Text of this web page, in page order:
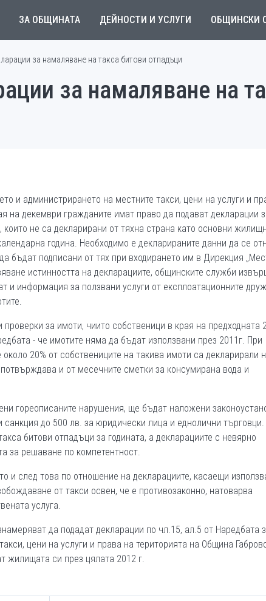
ЗА ОБЩИНАТА ДЕЙНОСТИ И УСЛУГИ ОБЩИНСКИ
за намаляване на такса битови отпадъци
за намаляване на
и администрирането на местните такси, цени на услуги и
на декември гражданите имат право да подават декларации
не са декларирани от тяхна страна като основни
година. Необходимо е декларираните данни да се
бъдат подписани от тях при входирането им в Дирекция
истинността на декларациите, общинските служби
и информация за ползвани услуги от експлоатационните
за имоти, чиито собственици в края на предходната
- че имотите няма да бъдат използвани през 2011г. При
20% от собствениците на такива имоти са декларирали
и от месечните сметки за консумирана вода и
гореописаните нарушения, ще бъдат наложени
санкция до 500 лв. за юридически лица и еднолични
битови отпадъци за годината, а декларациите с невярно
за решаване по компетентност.
и след това по отношение на декларациите, касаещи
от такси освен, че е противозаконно, натоварва
услуга.
да подадат декларации по чл.15, ал.5 от Наредбата
цени на услуги и права на територията на Община
жилищата си през цялата 2012 г.